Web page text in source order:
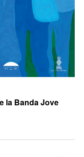
la Banda Jove